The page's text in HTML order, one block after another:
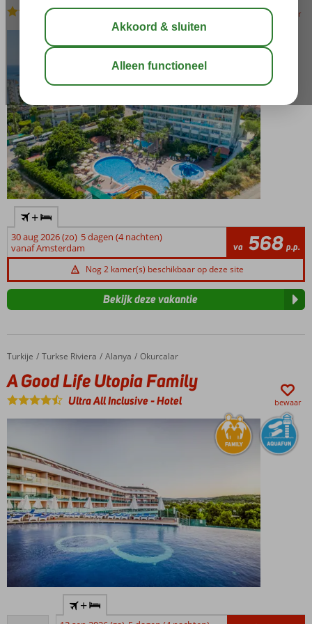
All Inclusive-Hotel bewaar
+
30 aug 2026 (zo) 5 dagen (4 nachten)
vanaf Amsterdam
va 568 p.p.
Nog 2 kamer(s) beschikbaar op deze site
Bekijk deze vakantie
Home
Turkije Turkse Riviera Alanya Okurcalar
A Good Life Utopia Family
A Good Life Utopia Family
Ultra All Inclusive-Hotel bewaar
privéstrand
Goed
+